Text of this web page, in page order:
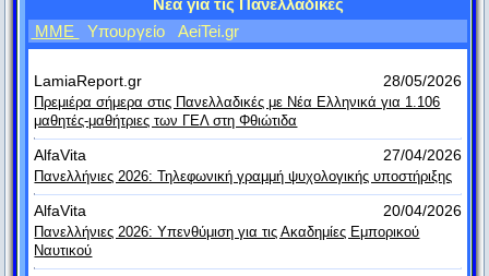
Είναι αρκετά δύσκολο να είσαι αποτελεσματικός χωρίς να
είσαι αντιπαθητικός.
Ο άνθρωπος παντρεύεται από έλλειψη γνώσης, χωρίζει από
έλλειψη υπομονής και ξαναπαντρεύεται από έλλειψη μνήμης.
Ανώνυμος
Δεν έχει σημασία αν η γάτα είναι άσπρη ή μαύρη, αρκεί να
πιάνει ποντίκια.
Ντενγκ Σιάο-Πινγκ
Νέα για τις Πανελλαδικές
ΜΜΕ
Υπουργείο AeiTei.gr
LamiaReport.gr
28/05/2026
Πρεμιέρα σήμερα στις Πανελλαδικές με Νέα Ελληνικά για 1.106
μαθητές-μαθήτριες των ΓΕΛ στη Φθιώτιδα
AlfaVita
27/04/2026
Πανελλήνιες 2026: Τηλεφωνική γραμμή ψυχολογικής υποστήριξης
AlfaVita
20/04/2026
Πανελλήνιες 2026: Υπενθύμιση για τις Ακαδημίες Εμπορικού
Ναυτικού